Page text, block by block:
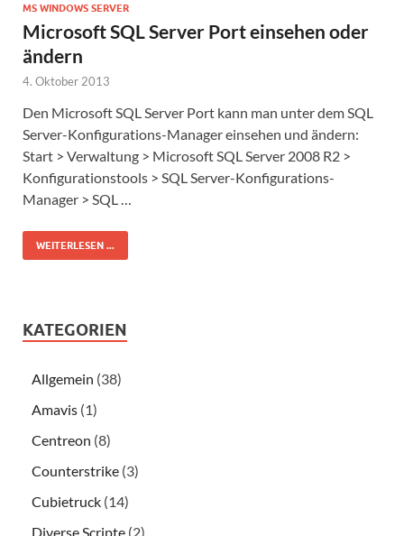
MS WINDOWS SERVER
Microsoft SQL Server Port einsehen oder
ändern
4. Oktober 2013
Den Microsoft SQL Server Port kann man unter dem SQL
Server-Konfigurations-Manager einsehen und ändern:
Start > Verwaltung > Microsoft SQL Server 2008 R2 >
Konfigurationstools > SQL Server-Konfigurations-
Manager > SQL …
WEITERLESEN ...
KATEGORIEN
Allgemein (38)
Amavis (1)
Centreon (8)
Counterstrike (3)
Cubietruck (14)
Diverse Scripte (2)